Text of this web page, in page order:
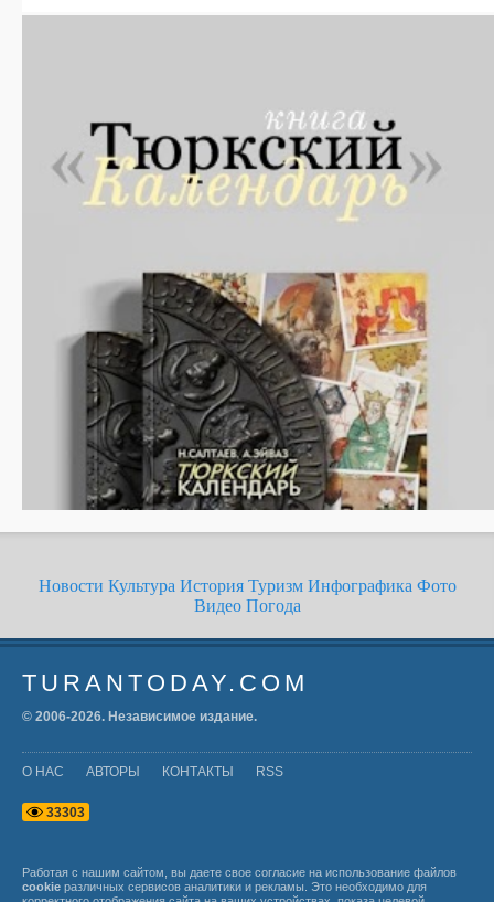
Новости Культура История Туризм Инфографика Фото
Видео Погода
TURANTODAY.COM
© 2006-2026. Независимое издание.
О НАС АВТОРЫ КОНТАКТЫ RSS
33303
Работая с нашим сайтом, вы даете свое согласие на использование файлов
cookie различных сервисов аналитики и рекламы. Это необходимо для